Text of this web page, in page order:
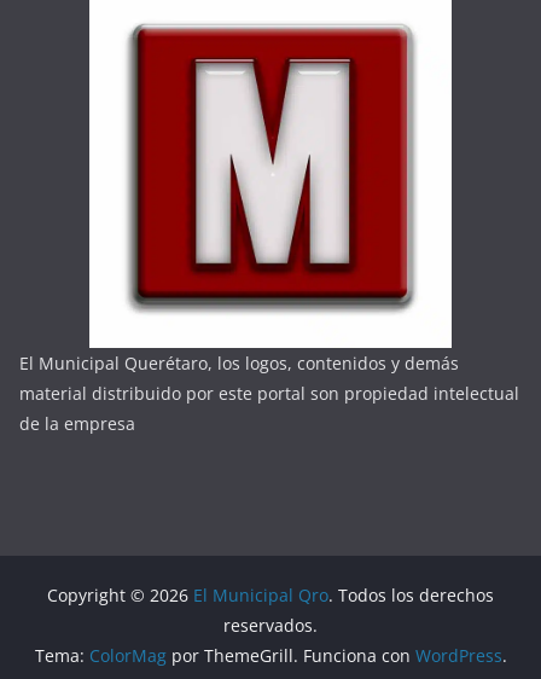
El Municipal Querétaro, los logos, contenidos y demás
material distribuido por este portal son propiedad intelectual
de la empresa
Copyright © 2026 El Municipal Qro. Todos los derechos
reservados.
Tema: ColorMagpor ThemeGrill. Funciona con WordPress.